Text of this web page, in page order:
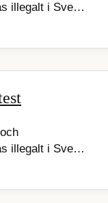
illegalt i Sve…
illegalt i Sve…